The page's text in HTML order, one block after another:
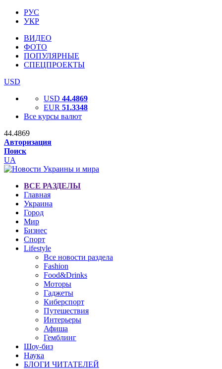
РУС
УКР
ВИДЕО
ФОТО
ПОПУЛЯРНЫЕ
СПЕЦПРОЕКТЫ
USD
USD 44.4869
EUR 51.3348
Все курсы валют
44.4869
Авторизация
Поиск
UA
ВСЕ РАЗДЕЛЫ
Главная
Украина
Город
Мир
Бизнес
Спорт
Lifestyle
Все новости раздела
Fashion
Food&Drinks
Моторы
Гаджеты
Киберспорт
Путешествия
Интерьеры
Афиша
Гемблинг
Шоу-биз
Наука
БЛОГИ ЧИТАТЕЛЕЙ